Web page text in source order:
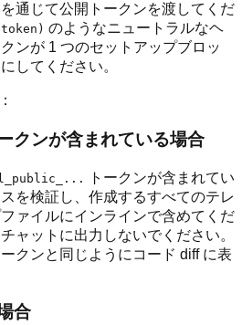
通じて公開トークンを渡してくだ
のようなニュートラルなヘ
ンが 1 つのセットアップブロッ
してください。
クンが含まれている場合
トークンが含まれてい
を検証し、作成するすべてのテレ
ァイルにインラインで含めてくだ
ャットに出力しないでください。
クンと同じようにコード diff に表
合